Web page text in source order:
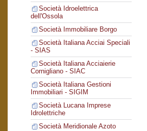
Società Idroelettrica
dell'Ossola
Società Immobiliare Borgo
Società Italiana Acciai Speciali
- SIAS
Società Italiana Acciaierie
Cornigliano - SIAC
Società Italiana Gestioni
Immobiliari - SIGIM
Società Lucana Imprese
Idrolettriche
Società Meridionale Azoto